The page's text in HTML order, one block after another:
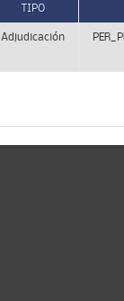
TIPO
Adjudicación